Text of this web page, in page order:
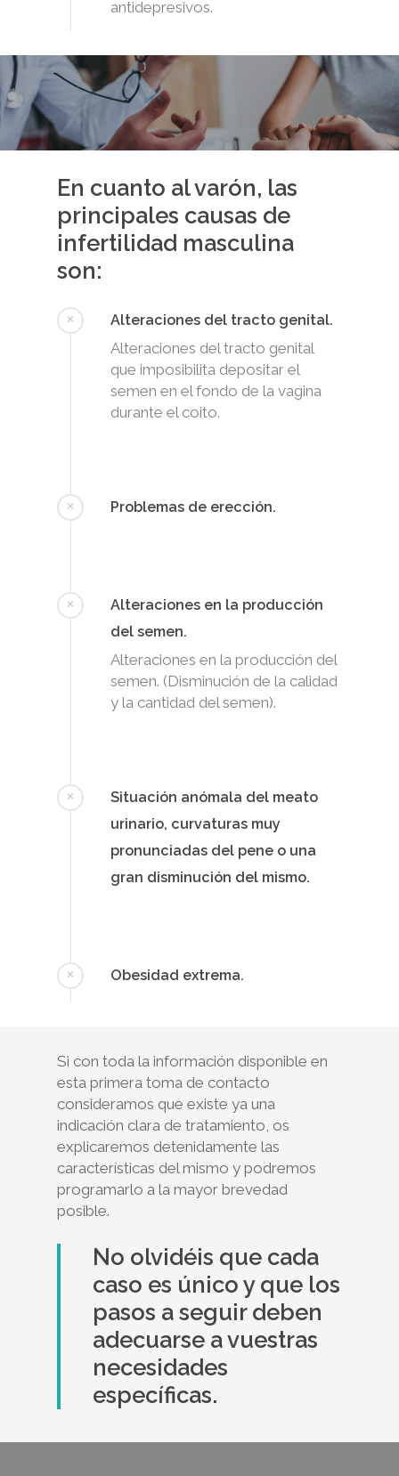
antidepresivos.
En cuanto al varón, las
principales causas de
infertilidad masculina
son:
Alteraciones del tracto genital.
Alteraciones del tracto genital
que imposibilita depositar el
semen en el fondo de la vagina
durante el coito.
Problemas de erección.
Alteraciones en la producción
del semen.
Alteraciones en la producción del
semen. (Disminución de la calidad
y la cantidad del semen).
Situación anómala del meato
urinario, curvaturas muy
pronunciadas del pene o una
gran disminución del mismo.
Obesidad extrema.
Si con toda la información disponible en
esta primera toma de contacto
consideramos que existe ya una
indicación clara de tratamiento, os
explicaremos detenidamente las
características del mismo y podremos
programarlo a la mayor brevedad
posible.
No olvidéis que cada
caso es único y que los
pasos a seguir deben
adecuarse a vuestras
necesidades
específicas.